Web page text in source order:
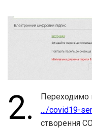
2. Переходимо
…/covid19-
створення